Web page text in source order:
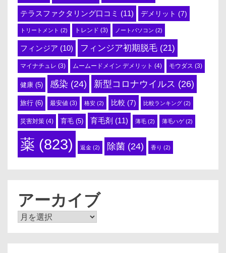
テラスファクタリング口コミ (11) デメリット (7)
トリートメント (2) トレンド (3) ノートパソコン (2)
フィンジア (10) フィンジア初期脱毛 (21)
マイナチュレ (3) ムームードメイン デメリット (4) モウダス (3)
健康 (5) 感染 (24) 新型コロナウイルス (26)
旅行 (6) 最安値 (3) 格安 (2) 比較 (7) 比較ランキング (2)
災害対策 (4) 育毛 (5) 育毛剤 (11) 薄毛 (2) 薄毛ハゲ(2)
薬 (823) 返金 (2) 除菌 (24) 香り (2)
アーカイブ
ア